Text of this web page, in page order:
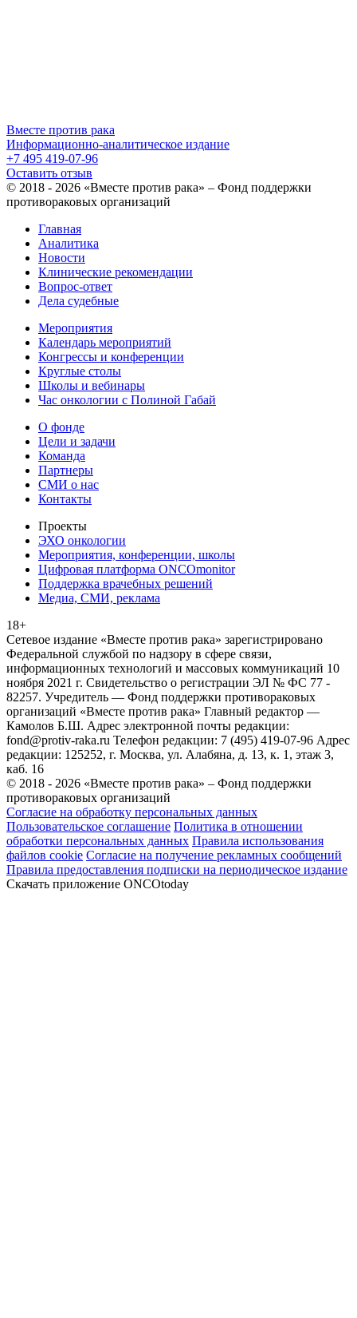
Вместе против рака
Информационно-аналитическое издание
+7 495 419-07-96
Оставить отзыв
© 2018 - 2026 «Вместе против рака» – Фонд поддержки
противораковых организаций
Главная
Аналитика
Новости
Клинические рекомендации
Вопрос-ответ
Дела судебные
Мероприятия
Календарь мероприятий
Конгрессы и конференции
Круглые столы
Школы и вебинары
Час онкологии с Полиной Габай
О фонде
Цели и задачи
Команда
Партнеры
СМИ о нас
Контакты
Проекты
ЭХО онкологии
Мероприятия, конференции, школы
Цифровая платформа ONCOmonitor
Поддержка врачебных решений
Медиа, СМИ, реклама
18+
Сетевое издание «Вместе против рака» зарегистрировано
Федеральной службой по надзору в сфере связи,
информационных технологий и массовых коммуникаций 10
ноября 2021 г. Свидетельство о регистрации ЭЛ № ФС 77 -
82257. Учредитель — Фонд поддержки противораковых
организаций «Вместе против рака» Главный редактор —
Камолов Б.Ш. Адрес электронной почты редакции:
fond@protiv-raka.ru Телефон редакции: 7 (495) 419-07-96 Адрес
редакции: 125252, г. Москва, ул. Алабяна, д. 13, к. 1, этаж 3,
каб. 16
© 2018 - 2026 «Вместе против рака» – Фонд поддержки
противораковых организаций
Согласие на обработку персональных данных
Пользовательское соглашение Политика в отношении
обработки персональных данных Правила использования
файлов cookie Согласие на получение рекламных сообщений
Правила предоставления подписки на периодическое издание
Скачать приложение ONCOtoday